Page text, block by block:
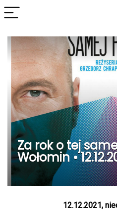
Za rok o tej
Wołomin •
12.12.2021,